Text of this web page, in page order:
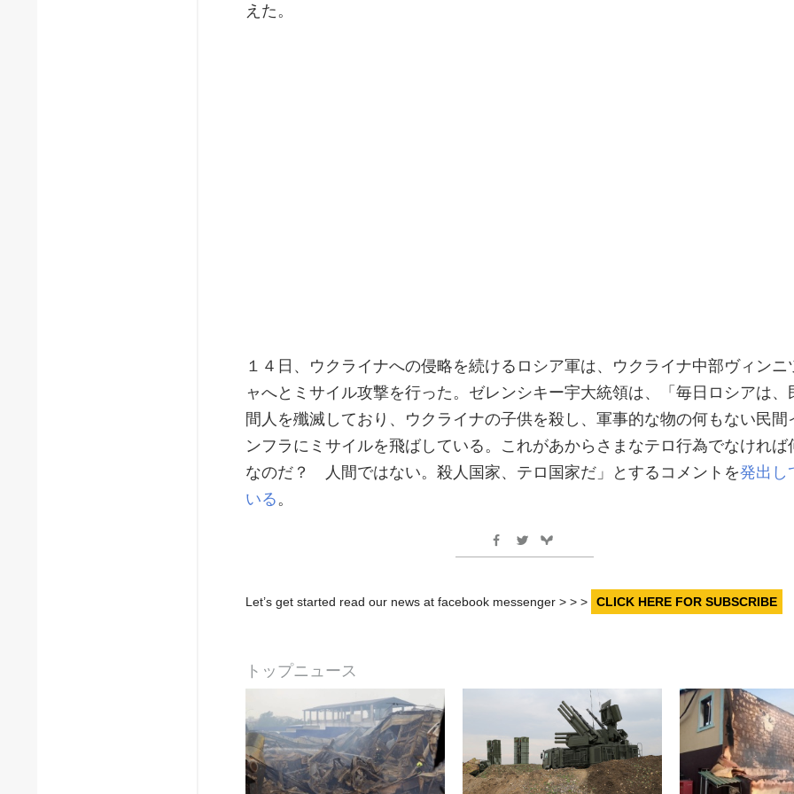
えた。
１４日、ウクライナへの侵略を続けるロシア軍は、ウクライナ中部ヴィンニ
ャへとミサイル攻撃を行った。ゼレンシキー宇大統領は、「毎日ロシアは、
間人を殲滅しており、ウクライナの子供を殺し、軍事的な物の何もない民間
ンフラにミサイルを飛ばしている。これがあからさまなテロ行為でなければ
なのだ？ 人間ではない。殺人国家、テロ国家だ」とするコメントを発出し
いる 。
Let’s get started read our news at facebook messenger > > > CLICK HERE FOR SUBSCRIBE
トップニュース